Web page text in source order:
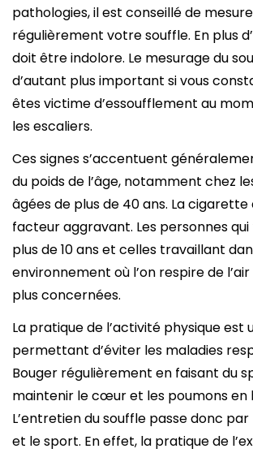
pathologies, il est conseillé de
régulièrement votre souffle. En plus
doit être indolore. Le mesurage du
d’autant plus important si vous
êtes victime d’essoufflement au
les escaliers.
Ces signes s’accentuent
du poids de l’âge, notamment chez
âgées de plus de 40 ans. La
facteur aggravant. Les personnes
plus de 10 ans et celles travaillant
environnement où l’on respire de
plus concernées.
La pratique de l’activité physique est
permettant d’éviter les maladies
Bouger régulièrement en faisant du
maintenir le cœur et les poumons en
L’entretien du souffle passe donc
et le sport. En effet, la pratique de